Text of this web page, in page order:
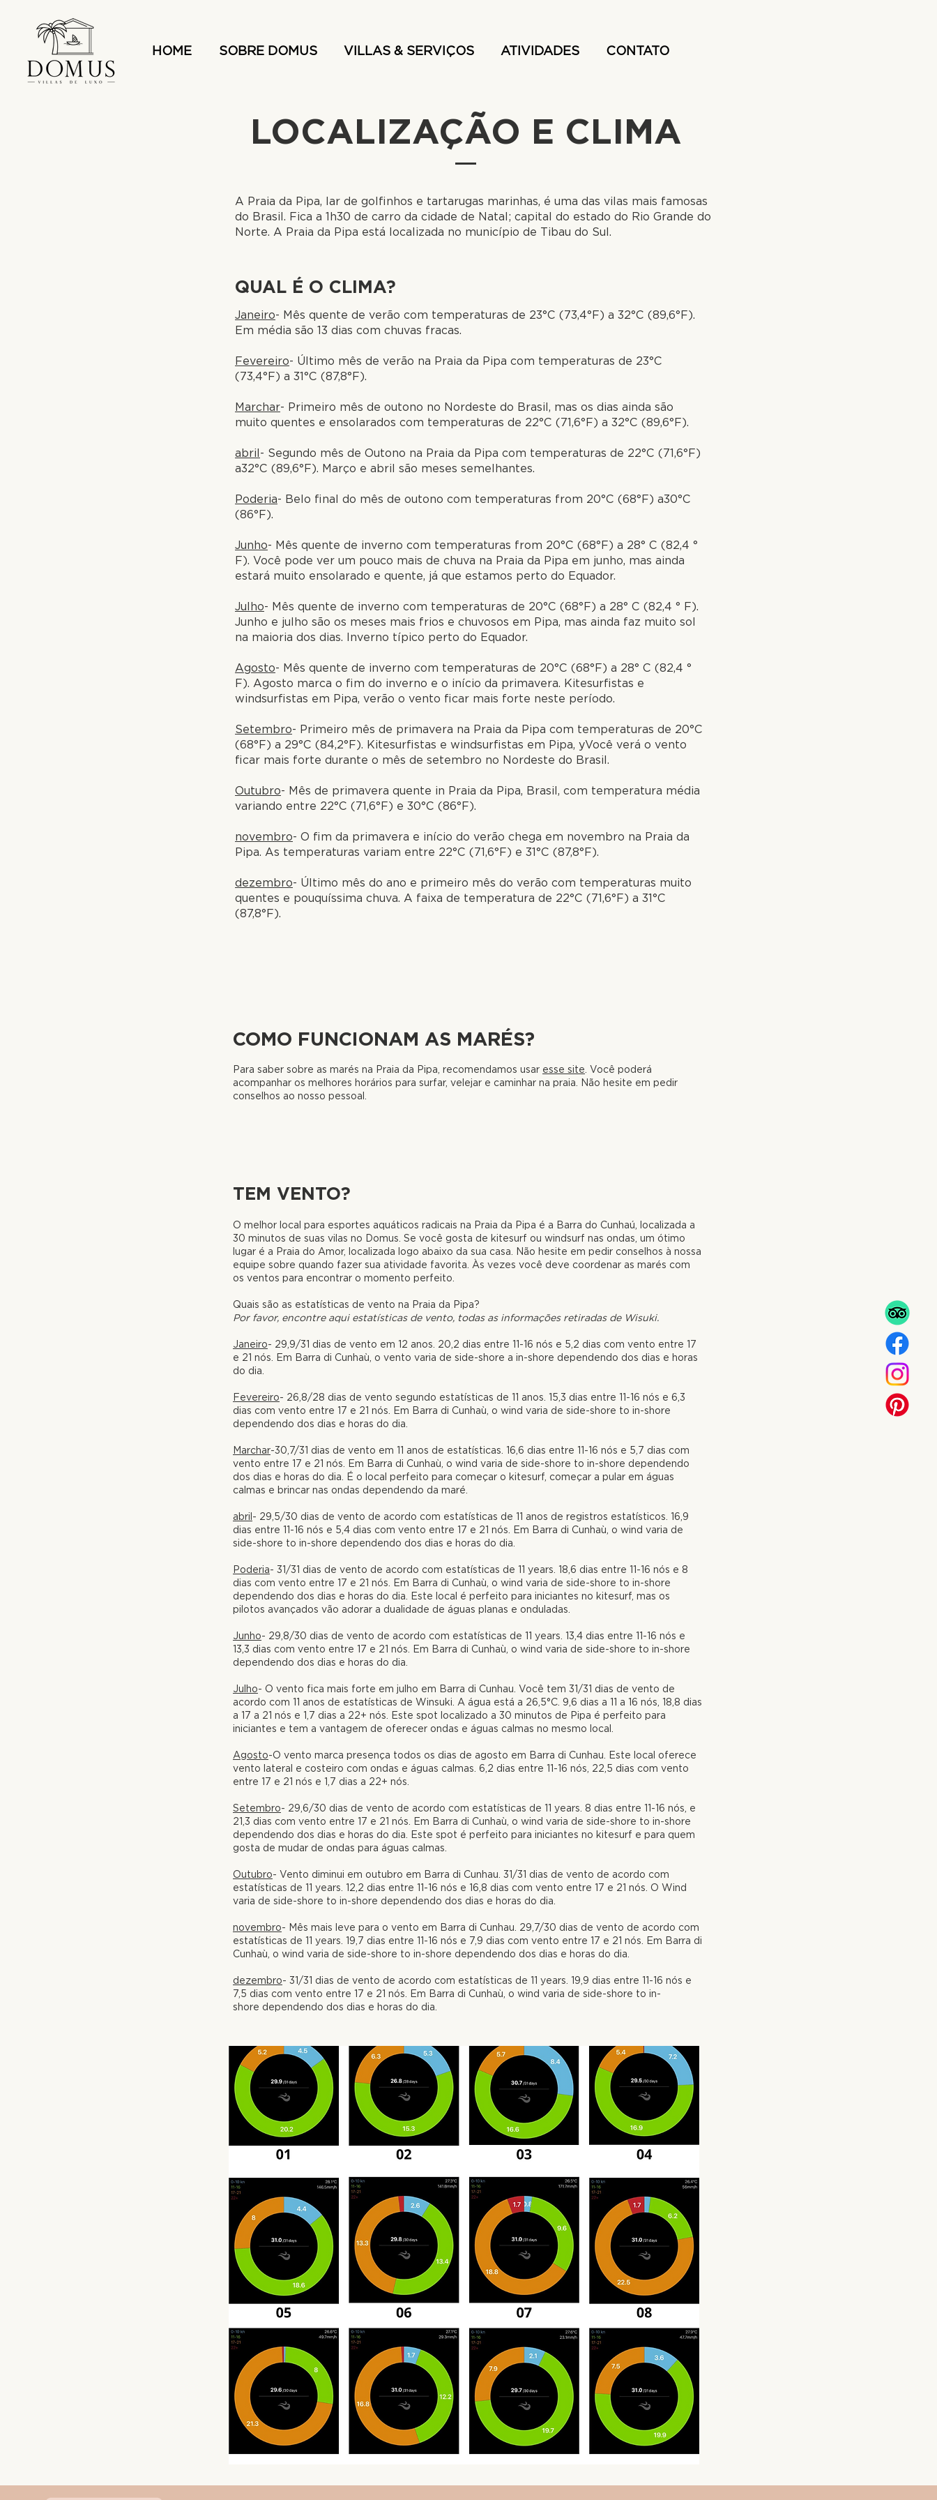
HOME SOBRE DOMUS VILLAS & SERVIÇOS ATIVIDADES CONTATO
LOCALIZAÇÃO E CLIMA
A Praia da Pipa, lar de golfinhos e tartarugas marinhas, é uma das vilas mais famosas
do Brasil. Fica a 1h30 de carro da cidade de Natal; capital do estado do Rio Grande do
Norte. A Praia da Pipa está localizada no município de Tibau do Sul.
QUAL É O CLIMA?
Janeiro- Mês quente de verão com temperaturas de 23°C (73,4°F) a 32°C (89,6°F).
Em média são 13 dias com chuvas fracas.
Fevereiro- Último mês de verão na Praia da Pipa com temperaturas de 23°C
(73,4°F) a 31°C (87,8°F).
Marchar- Primeiro mês de outono no Nordeste do Brasil, mas os dias ainda são
muito quentes e ensolarados com temperaturas de 22°C (71,6°F) a 32°C (89,6°F).
abril- Segundo mês de Outono na Praia da Pipa com temperaturas de 22°C (71,6°F)
a32°C (89,6°F). Março e abril são meses semelhantes.
Poderia- Belo final do mês de outono com temperaturas from 20°C (68°F) a30°C
(86°F).
Junho- Mês quente de inverno com temperaturas from 20°C (68°F) a 28° C (82,4 °
F). Você pode ver um pouco mais de chuva na Praia da Pipa em junho, mas ainda
estará muito ensolarado e quente, já que estamos perto do Equador.
Julho- Mês quente de inverno com temperaturas de 20°C (68°F) a 28° C (82,4 ° F).
Junho e julho são os meses mais frios e chuvosos em Pipa, mas ainda faz muito sol
na maioria dos dias. Inverno típico perto do Equador.
Agosto- Mês quente de inverno com temperaturas de 20°C (68°F) a 28° C (82,4 °
F). Agosto marca o fim do inverno e o início da primavera. Kitesurfistas e
windsurfistas em Pipa, verão o vento ficar mais forte neste período.
Setembro- Primeiro mês de primavera na Praia da Pipa com temperaturas de 20°C
(68°F) a 29°C (84,2°F). Kitesurfistas e windsurfistas em Pipa, yVocê verá o vento
ficar mais forte durante o mês de setembro no Nordeste do Brasil.
Outubro- Mês de primavera quente in Praia da Pipa, Brasil, com temperatura média
variando entre 22°C (71,6°F) e 30°C (86°F).
novembro- O fim da primavera e início do verão chega em novembro na Praia da
Pipa. As temperaturas variam entre 22°C (71,6°F) e 31°C (87,8°F).
dezembro- Último mês do ano e primeiro mês do verão com temperaturas muito
quentes e pouquíssima chuva. A faixa de temperatura de 22°C (71,6°F) a 31°C
(87,8°F).
COMO FUNCIONAM AS MARÉS?
Para saber sobre as marés na Praia da Pipa, recomendamos usar esse site . Você poderá
acompanhar os melhores horários para surfar, velejar e caminhar na praia. Não hesite em pedir
conselhos ao nosso pessoal.
TEM VENTO?
O melhor local para esportes aquáticos radicais na Praia da Pipa é a Barra do Cunhaú, localizada a
30 minutos de suas vilas no Domus. Se você gosta de kitesurf ou windsurf nas ondas, um ótimo
lugar é a Praia do Amor, localizada logo abaixo da sua casa. Não hesite em pedir conselhos à nossa
equipe sobre quando fazer sua atividade favorita. Às vezes você deve coordenar as marés com
os ventos para encontrar o momento perfeito.
Quais são as estatísticas de vento na Praia da Pipa?
Por favor, encontre aqui estatísticas de vento, todas as informações retiradas de Wisuki.
Janeiro- 29,9/31 dias de vento em 12 anos. 20,2 dias entre 11-16 nós e 5,2 dias com vento entre 17
e 21 nós. Em Barra di Cunhaù, o vento varia de side-shore a in-shore dependendo dos dias e horas
do dia.
Fevereiro- 26,8/28 dias de vento segundo estatísticas de 11 anos. 15,3 dias entre 11-16 nós e 6,3
dias com vento entre 17 e 21 nós. Em Barra di Cunhaù, o wind varia de side-shore to in-shore
dependendo dos dias e horas do dia.
Marchar-30,7/31 dias de vento em 11 anos de estatísticas. 16,6 dias entre 11-16 nós e 5,7 dias com
vento entre 17 e 21 nós. Em Barra di Cunhaù, o wind varia de side-shore to in-shore dependendo
dos dias e horas do dia. É o local perfeito para começar o kitesurf, começar a pular em águas
calmas e brincar nas ondas dependendo da maré.
abril - 29,5/30 dias de vento de acordo com estatísticas de 11 anos de registros estatísticos. 16,9
dias entre 11-16 nós e 5,4 dias com vento entre 17 e 21 nós. Em Barra di Cunhaù, o wind varia de
side-shore to in-shore dependendo dos dias e horas do dia.
Poderia- 31/31 dias de vento de acordo com estatísticas de 11 years. 18,6 dias entre 11-16 nós e 8
dias com vento entre 17 e 21 nós. Em Barra di Cunhaù, o wind varia de side-shore to in-shore
dependendo dos dias e horas do dia. Este local é perfeito para iniciantes no kitesurf, mas os
pilotos avançados vão adorar a dualidade de águas planas e onduladas.
Junho- 29,8/30 dias de vento de acordo com estatísticas de 11 years. 13,4 dias entre 11-16 nós e
13,3 dias com vento entre 17 e 21 nós. Em Barra di Cunhaù, o wind varia de side-shore to in-shore
dependendo dos dias e horas do dia.
Julho- O vento fica mais forte em julho em Barra di Cunhau. Você tem 31/31 dias de vento de
acordo com 11 anos de estatísticas de Winsuki. A água está a 26,5°C. 9,6 dias a 11 a 16 nós, 18,8 dias
a 17 a 21 nós e 1,7 dias a 22+ nós. Este spot localizado a 30 minutos de Pipa é perfeito para
iniciantes e tem a vantagem de oferecer ondas e águas calmas no mesmo local.
Agosto-O vento marca presença todos os dias de agosto em Barra di Cunhau. Este local oferece
vento lateral e costeiro com ondas e águas calmas. 6,2 dias entre 11-16 nós, 22,5 dias com vento
entre 17 e 21 nós e 1,7 dias a 22+ nós.
Setembro- 29,6/30 dias de vento de acordo com estatísticas de 11 years. 8 dias entre 11-16 nós, e
21,3 dias com vento entre 17 e 21 nós. Em Barra di Cunhaù, o wind varia de side-shore to in-shore
dependendo dos dias e horas do dia. Este spot é perfeito para iniciantes no kitesurf e para quem
gosta de mudar de ondas para águas calmas.
Outubro- Vento diminui em outubro em Barra di Cunhau. 31/31 dias de vento de acordo com
estatísticas de 11 years. 12,2 dias entre 11-16 nós e 16,8 dias com vento entre 17 e 21 nós. O Wind
varia de side-shore to in-shore dependendo dos dias e horas do dia.
novembro- Mês mais leve para o vento em Barra di Cunhau. 29,7/30 dias de vento de acordo com
estatísticas de 11 years. 19,7 dias entre 11-16 nós e 7,9 dias com vento entre 17 e 21 nós. Em Barra di
Cunhaù, o wind varia de side-shore to in-shore dependendo dos dias e horas do dia.
dezembro- 31/31 dias de vento de acordo com estatísticas de 11 years. 19,9 dias entre 11-16 nós e
7,5 dias com vento entre 17 e 21 nós. Em Barra di Cunhaù, o wind varia de side-shore to in-
shore dependendo dos dias e horas do dia.